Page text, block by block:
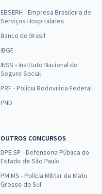
EBSERH - Empresa Brasileira de
Serviços Hospitalares
Banco do Brasil
IBGE
INSS - Instituto Nacional do
Seguro Social
PRF - Polícia Rodoviária Federal
PND
OUTROS CONCURSOS
DPE SP - Defensoria Pública do
Estado de São Paulo
PM MS - Polícia Militar de Mato
Grosso do Sul